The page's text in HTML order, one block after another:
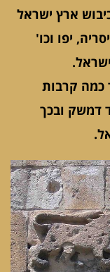
כיבוש ארץ ישראל
יפו וכו'
כמה קרבות
שבהם היה בשנת 1304 ליד דמשק ובכך